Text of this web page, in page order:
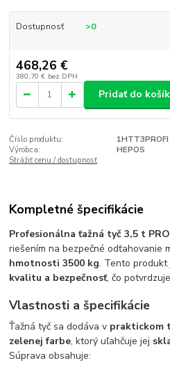
Dostupnosť >0
468,26 €
380,70 € bez DPH
Pridať do
Číslo produktu:
1HTT3PROFI
Výrobca:
HEPOS
Strážiť cenu / dostupnosť
Kompletné špecifikácie
Profesionálna ťažná tyč 3,5 t
riešením na bezpečné odťahovanie
hmotnosti 3500 kg. Tento produkt
kvalitu a bezpečnosť, čo
Vlastnosti a špecifikácie
Ťažná tyč sa dodáva v praktickom
zelenej farbe, ktorý uľahčuje jej
Súprava obsahuje: